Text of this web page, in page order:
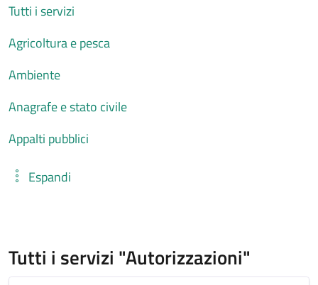
Tutti i servizi
Agricoltura e pesca
Ambiente
Anagrafe e stato civile
Appalti pubblici
Espandi
Tutti i servizi "Autorizzazioni"